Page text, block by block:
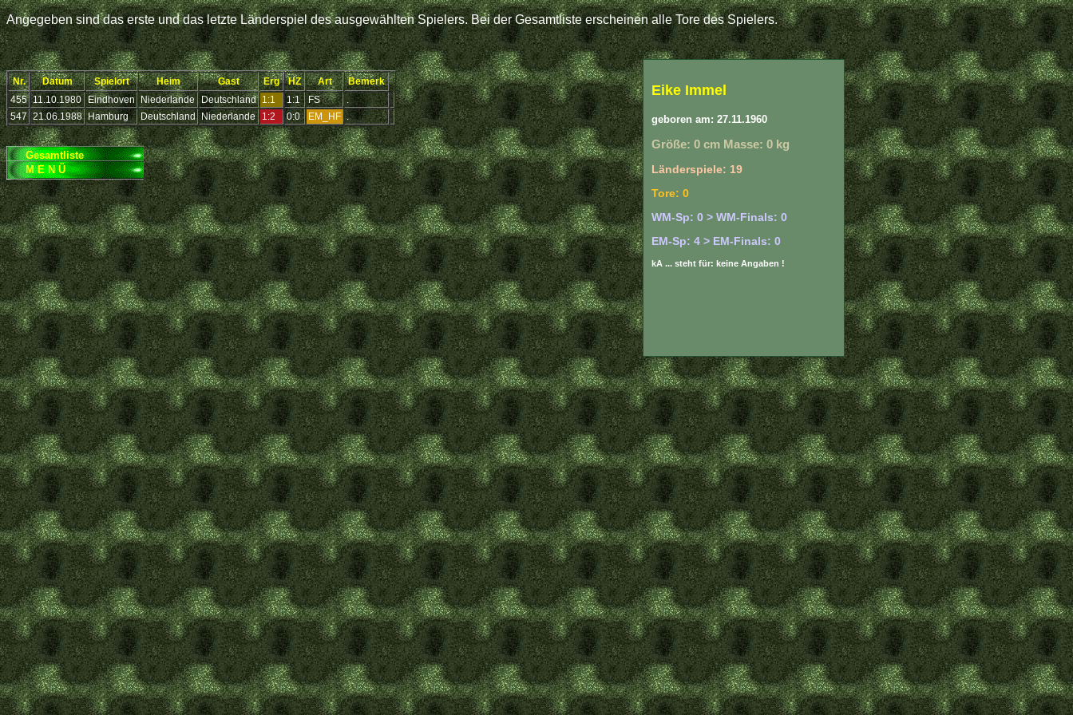
Angegeben sind das erste und das letzte Länderspiel des ausgewählten Spielers. Bei der Gesamtliste erscheinen alle Tore des Spielers.
Nr. Datum Spielort Heim Gast Erg HZ Art
Bemerk
455 11.10.1980 Eindhoven Niederlande Deutschland 1:1 1:1 FS
.
547 21.06.1988 Hamburg Deutschland Niederlande 1:2 0:0 EM_HF .
Gesamtliste
M E N Ü
Eike Immel
geboren am: 27.11.1960
Größe: 0 cm Masse: 0 kg
Länderspiele: 19
Tore: 0
WM-Sp: 0 > WM-Finals: 0
EM-Sp: 4 > EM-Finals: 0
kA ... steht für: keine Angaben !